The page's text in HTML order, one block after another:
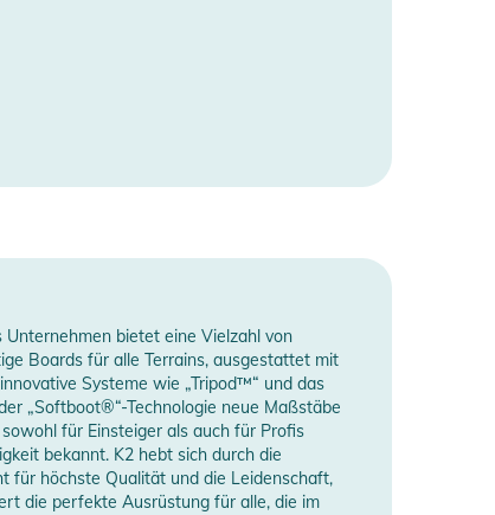
bietet eine Vielzahl von
Boards für alle Terrains, ausgestattet mit
Systeme wie „Tripod™“ und das
„Softboot®“-Technologie neue Maßstäbe
für Einsteiger als auch für Profis
bekannt. K2 hebt sich durch die
für höchste Qualität und die Leidenschaft,
die perfekte Ausrüstung für alle, die im